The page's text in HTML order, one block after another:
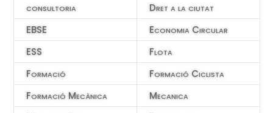
consultoria
Dret a la ciutat
EBSE
Economia Circular
ESS
Flota
Formació
Formació Ciclista
Formació Mecànica
Mecanica